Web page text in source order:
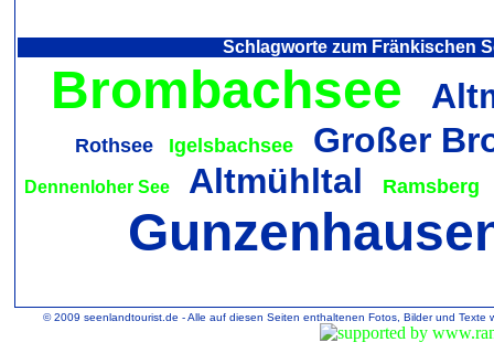
Schlagworte zum Fränkischen
Brombachsee
Rothsee Igelsbachsee Großer
Dennenloher See Altmühltal Ramsberg
© 2009 seenlandtourist.de - Alle auf diesen Seiten enthaltenen Fotos, Bilder und